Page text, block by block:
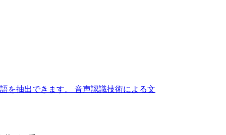
を抽出できます。 音声認識技術による文